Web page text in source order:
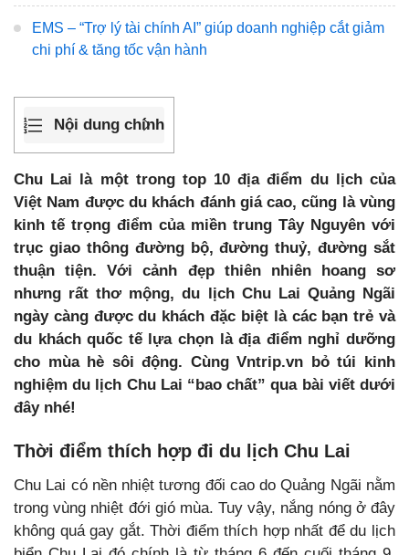
EMS – “Trợ lý tài chính AI” giúp doanh nghiệp cắt giảm
chi phí & tăng tốc vận hành
Nội dung chính
Chu Lai là một trong top 10 địa điểm du lịch của
Việt Nam được du khách đánh giá cao, cũng là vùng
kinh tế trọng điểm của miền trung Tây Nguyên với
trục giao thông đường bộ, đường thuỷ, đường sắt
thuận tiện. Với cảnh đẹp thiên nhiên hoang sơ
nhưng rất thơ mộng, du lịch Chu Lai Quảng Ngãi
ngày càng được du khách đặc biệt là các bạn trẻ và
du khách quốc tế lựa chọn là địa điểm nghỉ dưỡng
cho mùa hè sôi động. Cùng Vntrip.vn bỏ túi kinh
nghiệm du lịch Chu Lai “bao chất” qua bài viết dưới
đây nhé!
Thời điểm thích hợp đi du lịch Chu Lai
Chu Lai có nền nhiệt tương đối cao do Quảng Ngãi nằm
trong vùng nhiệt đới gió mùa. Tuy vậy, nắng nóng ở đây
không quá gay gắt. Thời điểm thích hợp nhất để du lịch